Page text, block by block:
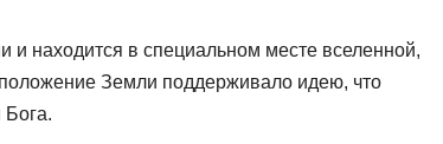
и находится в специальном месте вселенной,
Земли поддерживало идею, что
Бога.